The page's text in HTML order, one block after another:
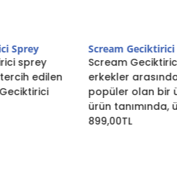
Scream Geciktirici Sprey
Scream Geciktirici Sprey,
erkekler arasında oldukça
popüler olan bir üründür. Bu
ürün tanımında, ürü..